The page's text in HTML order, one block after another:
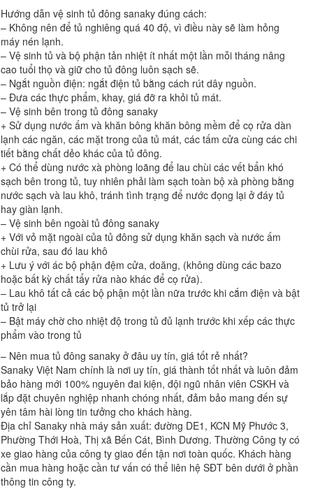
Hướng dẫn vệ sinh tủ đông sanaky đúng cách:
– Không nên để tủ nghiêng quá 40 độ, vì điều này sẽ làm hỏng
máy nén lạnh.
– Vệ sinh tủ và bộ phận tản nhiệt ít nhất một lần mỗi tháng nâng
cao tuổi thọ và giữ cho tủ đông luôn sạch sẽ.
– Ngắt nguồn điện: ngắt điện tủ bằng cách rút dây nguồn.
– Đưa các thực phẩm, khay, giá đỡ ra khỏi tủ mát.
– Vệ sinh bên trong tủ đông sanaky
+ Sử dụng nước ấm và khăn bông khăn bông mềm để cọ rửa dàn
lạnh các ngăn, các mặt trong của tủ mát, các tấm cửa cùng các chi
tiết bằng chất dẻo khác của tủ đông.
+ Có thể dùng nước xà phòng loãng để lau chùi các vết bẩn khó
sạch bên trong tủ, tuy nhiên phải làm sạch toàn bộ xà phòng bằng
nước sạch và lau khô, tránh tình trạng để nước đọng lại ở đáy tủ
hay giàn lạnh.
– Vệ sinh bên ngoài tủ đông sanaky
+ Với vỏ mặt ngoài của tủ đông sử dụng khăn sạch và nước ấm
chùi rửa, sau đó lau khô
+ Lưu ý với ác bộ phận đệm cửa, doăng, (không dùng các bazo
hoặc bất kỳ chất tẩy rửa nào khác để cọ rửa).
– Lau khô tất cả các bộ phận một lần nữa trước khi cắm điện và bật
tủ trở lại
– Bật máy chờ cho nhiệt độ trong tủ đủ lạnh trước khi xếp các thực
phẩm vào trong tủ
– Nên mua tủ đông sanaky ở đâu uy tín, giá tốt rẻ nhất?
Sanaky Việt Nam chính là nơi uy tín, giá thành tốt nhất và luôn đảm
bảo hàng mới 100% nguyên đai kiện, đội ngũ nhân viên CSKH và
lắp đặt chuyên nghiệp nhanh chóng nhất, đảm bảo mang đến sự
yên tâm hài lòng tin tưởng cho khách hàng.
Địa chỉ Sanaky nhà máy sản xuất: đường DE1, KCN Mỹ Phước 3,
Phường Thới Hoà, Thị xã Bến Cát, Bình Dương. Thường Công ty có
xe giao hàng của công ty giao đến tận nơi toàn quốc. Khách hàng
cần mua hàng hoặc cần tư vấn có thể liên hệ SĐT bên dưới ở phần
thông tin công ty.